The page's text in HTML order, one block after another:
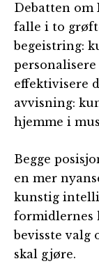
Debatten om
falle i to
begeistring:
effektivisere
avvisning:
hjemme i
Begge
en mer
kunstig
formidlernes
bevisste valg
skal gjøre.